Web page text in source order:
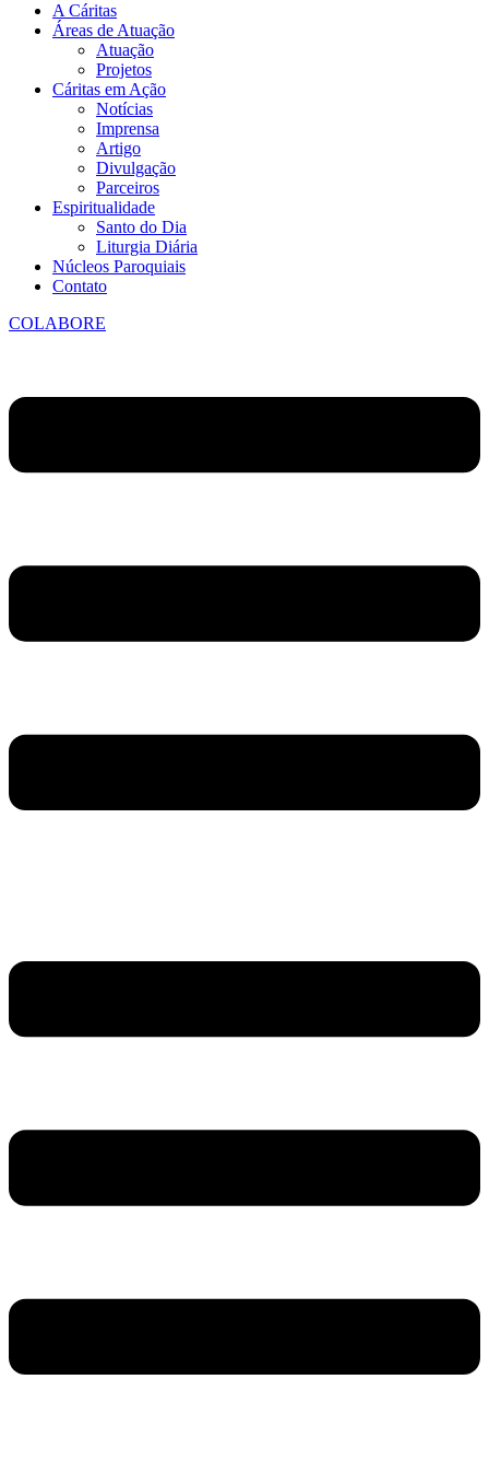
A Cáritas
Áreas de Atuação
Atuação
Projetos
Cáritas em Ação
Notícias
Imprensa
Artigo
Divulgação
Parceiros
Espiritualidade
Santo do Dia
Liturgia Diária
Núcleos Paroquiais
Contato
COLABORE